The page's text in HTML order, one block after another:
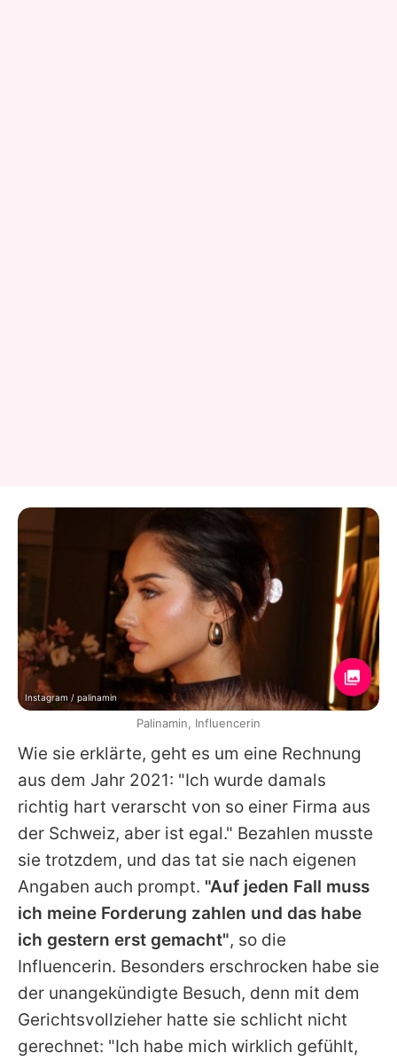
Wie sie erklärte, geht es um eine Rechnung
aus dem Jahr 2021: "Ich wurde damals
richtig hart verarscht von so einer Firma aus
der Schweiz, aber ist egal." Bezahlen musste
sie trotzdem, und das tat sie nach eigenen
Angaben auch prompt. "Auf jeden Fall muss
ich meine Forderung zahlen und das habe
ich gestern erst gemacht", so die
Influencerin. Besonders erschrocken habe sie
der unangekündigte Besuch, denn mit dem
Gerichtsvollzieher hatte sie schlicht nicht
gerechnet: "Ich habe mich wirklich gefühlt,
Instagram / palinamin
Palinamin, Influencerin